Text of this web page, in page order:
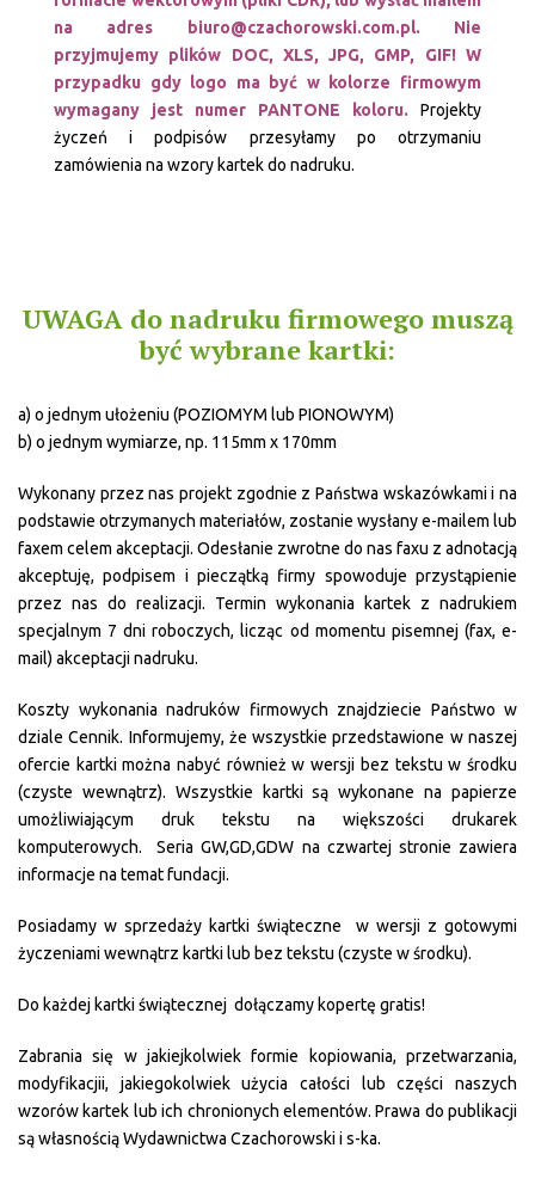
na adres biuro@czachorowski.com.pl. Nie
przyjmujemy plików DOC, XLS, JPG, GMP, GIF! W
przypadku gdy logo ma być w kolorze firmowym
wymagany jest numer PANTONE koloru. Projekty
życzeń i podpisów przesyłamy po otrzymaniu
zamówienia na wzory kartek do nadruku.
UWAGA do nadruku firmowego muszą
być wybrane kartki:
a) o jednym ułożeniu (POZIOMYM lub PIONOWYM)
b) o jednym wymiarze, np. 115mm x 170mm
Wykonany przez nas projekt zgodnie z Państwa wskazówkami i na
podstawie otrzymanych materiałów, zostanie wysłany e-mailem lub
faxem celem akceptacji. Odesłanie zwrotne do nas faxu z adnotacją
akceptuję, podpisem i pieczątką firmy spowoduje przystąpienie
przez nas do realizacji. Termin wykonania kartek z nadrukiem
specjalnym 7 dni roboczych, licząc od momentu pisemnej (fax, e-
mail) akceptacji nadruku.
Koszty wykonania nadruków firmowych znajdziecie Państwo w
dziale Cennik. Informujemy, że wszystkie przedstawione w naszej
ofercie kartki można nabyć również w wersji bez tekstu w środku
(czyste wewnątrz). Wszystkie kartki są wykonane na papierze
umożliwiającym druk tekstu na większości drukarek
komputerowych. Seria GW,GD,GDW na czwartej stronie zawiera
informacje na temat fundacji.
Posiadamy w sprzedaży kartki świąteczne w wersji z gotowymi
życzeniami wewnątrz kartki lub bez tekstu (czyste w środku).
Do każdej kartki świątecznej dołączamy kopertę gratis!
Zabrania się w jakiejkolwiek formie kopiowania, przetwarzania,
modyfikacjii, jakiegokolwiek użycia całości lub części naszych
wzorów kartek lub ich chronionych elementów. Prawa do publikacji
są własnością Wydawnictwa Czachorowski i s-ka.